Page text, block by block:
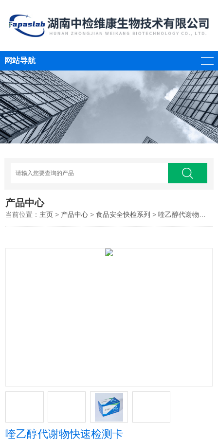
网站导航
产品中心
当前位置： 主页 > 产品中心 >食品安全快检系列 >喹乙醇代谢物快速检测卡
喹乙醇代谢物快速检测卡